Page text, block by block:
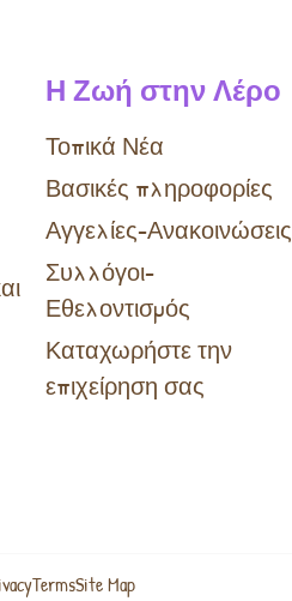
Η Ζωή στην Λέρο
Τοπικά Νέα
Βασικές πληροφορίες
Αγγελίες-Ανακοινώσεις
Συλλόγοι-
Εθελοντισμός
Καταχωρήστε την
επιχείρηση σας
TermsSite Map